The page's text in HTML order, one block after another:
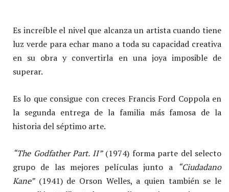
Es increíble el nivel que alcanza un artista cuando tiene
luz verde para echar mano a toda su capacidad creativa
en su obra y convertirla en una joya imposible de
superar.
Es lo que consigue con creces Francis Ford Coppola en
la segunda entrega de la familia más famosa de la
historia del séptimo arte.
“The Godfather Part. II”(1974) forma parte del selecto
grupo de las mejores películas junto a “Ciudadano
Kane”(1941) de Orson Welles, a quien también se le